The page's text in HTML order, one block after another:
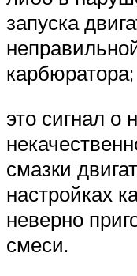
запуска
карбюратора;
это сигнал о
смазки
настройках
неверно
смеси.